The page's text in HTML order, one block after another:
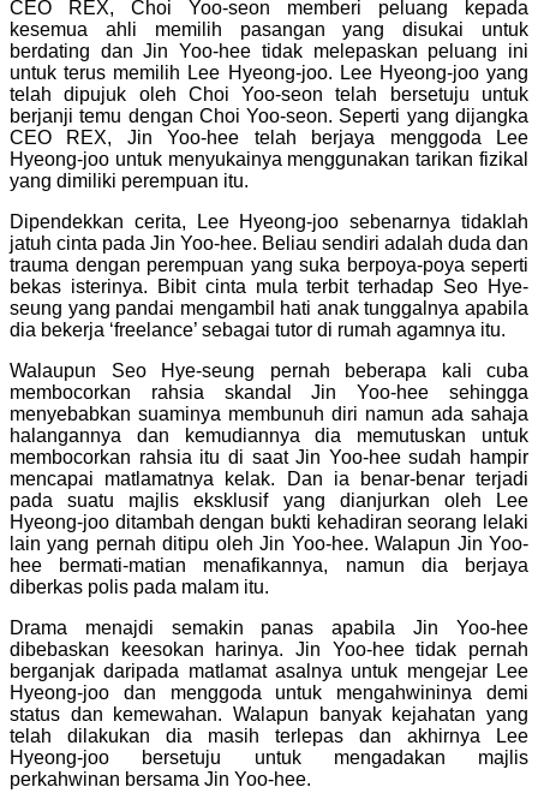
CEO REX, Choi Yoo-seon memberi peluang kepada
kesemua ahli memilih pasangan yang disukai untuk
berdating dan Jin Yoo-hee tidak melepaskan peluang ini
untuk terus memilih Lee Hyeong-joo. Lee Hyeong-joo yang
telah dipujuk oleh Choi Yoo-seon telah bersetuju untuk
berjanji temu dengan Choi Yoo-seon. Seperti yang dijangka
CEO REX, Jin Yoo-hee telah berjaya menggoda Lee
Hyeong-joo untuk menyukainya menggunakan tarikan fizikal
yang dimiliki perempuan itu.
Dipendekkan cerita,
Lee Hyeong-joo sebenarnya tidaklah
jatuh cinta pada Jin Yoo-hee. Beliau sendiri adalah duda dan
trauma dengan perempuan yang suka berpoya-poya seperti
bekas isterinya. Bibit cinta mula terbit terhadap Seo Hye-
seung yang pandai mengambil hati anak tunggalnya apabila
dia bekerja ‘freelance’ sebagai tutor di rumah agamnya itu.
Walaupun Seo Hye-seung pernah beberapa kali cuba
membocorkan rahsia skandal Jin Yoo-hee sehingga
menyebabkan suaminya membunuh diri namun ada sahaja
halangannya dan kemudiannya dia memutuskan untuk
membocorkan rahsia itu di saat Jin Yoo-hee sudah hampir
mencapai matlamatnya kelak. Dan ia benar-benar terjadi
pada suatu majlis eksklusif yang dianjurkan oleh
Lee
Hyeong-joo ditambah dengan bukti kehadiran seorang lelaki
lain yang pernah ditipu oleh Jin Yoo-hee. Walapun Jin Yoo-
hee bermati-matian menafikannya, namun dia berjaya
diberkas polis pada malam itu.
Drama menajdi semakin panas apabila Jin Yoo-hee
dibebaskan keesokan harinya. Jin Yoo-hee tidak pernah
berganjak daripada matlamat asalnya untuk mengejar Lee
Hyeong-joo dan menggoda untuk mengahwininya demi
status dan kemewahan. Walapun banyak kejahatan yang
telah dilakukan dia masih terlepas dan akhirnya Lee
Hyeong-joo bersetuju untuk mengadakan majlis
perkahwinan bersama Jin Yoo-hee.